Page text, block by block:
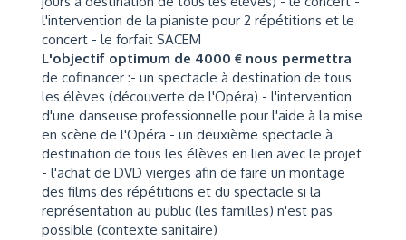
l'intervention de la pianiste pour 2 répétitions et le
concert - le forfait SACEM
L'objectif optimum de 4000 € nous permettra
de cofinancer :- un spectacle à destination de tous
les élèves (découverte de l'Opéra) - l'intervention
d'une danseuse professionnelle pour l'aide à la mise
en scène de l'Opéra - un deuxième spectacle à
destination de tous les élèves en lien avec le projet
- l'achat de DVD vierges afin de faire un montage
des films des répétitions et du spectacle si la
représentation au public (les familles) n'est pas
possible (contexte sanitaire)